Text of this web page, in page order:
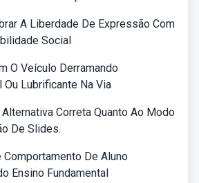
A Liberdade De Expressão Com
Social
O Veículo Derramando
Lubrificante Na Via
Correta Quanto Ao Modo
De Slides.
Comportamento De Aluno
Ensino Fundamental